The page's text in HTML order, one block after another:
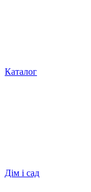
Каталог
Дім і сад